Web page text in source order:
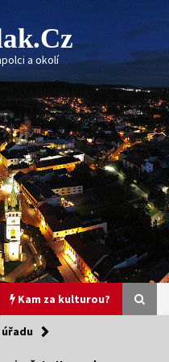
a okolí
Kam za kulturou?